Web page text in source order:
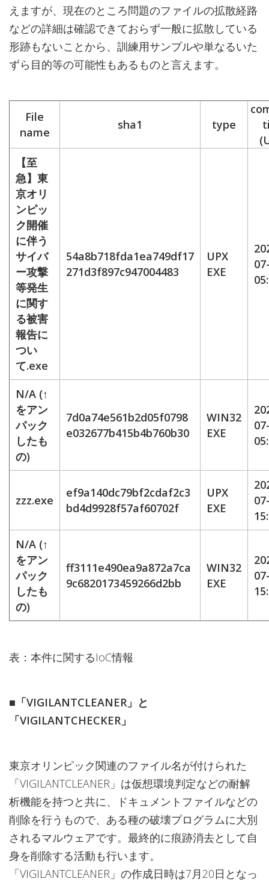
えますが、現在のところ問題のファイルの拡散経路
などの詳細は確認できておらず一般に拡散している
形跡もないことから、訓練用サンプルや単なるいた
ずら目的等の可能性もあるものと言えます。
File
name
sha1 type
【至
急】東
京オリ
ンピッ
ク開催
に伴う
サイバ
ー攻撃
等発生
に関す
る被害
報告に
つい
て.exe
54a8b718fda1ea749df17
271d3f897c947004483
UPX
EXE
N/A (↑
をアン
パック
したも
の)
7d0a74e561b2d05f0798
e032677b415b4b760b30
WIN32
EXE
zzz.exe
ef9a140dc79bf2cdaf2c3
bd4d9928f57af60702f
UPX
EXE
N/A (↑
をアン
パック
したも
の)
ff3111e490ea9a872a7ca
9c6820173459266d2bb
WIN32
EXE
表：本件に関するIoC情報
■「VIGILANTCLEANER」と
「VIGILANTCHECKER」
東京オリンピック関連のファイル名が付けられた
「VIGILANTCLEANER」は仮想環境判定などの耐解
析機能を持つと共に、ドキュメントファイルなどの
削除を行うもので、ある種の破壊プログラムに大別
されるマルウェアです。最終的に痕跡消去として自
身を削除する活動も行います。
「VIGILANTCLEANER」の作成日時は7月20日となっ